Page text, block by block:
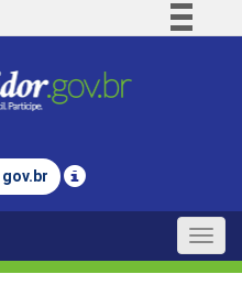
Comunica BR
Legislação
gov.br
Toggle